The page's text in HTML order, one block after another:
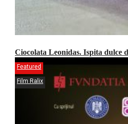
Ciocolata Leonidas. Ispita dulce
Featured
Film Ralix